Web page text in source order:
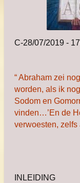
C-28/07/2019 -
“ Abraham zei
worden, als ik
Sodom en
vinden…’En de
verwoesten, zelfs
( Gen.
INLEIDING